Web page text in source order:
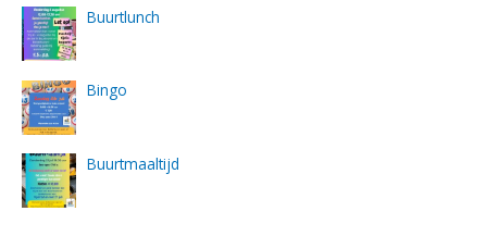
Buurtlunch
Bingo
Buurtmaaltijd